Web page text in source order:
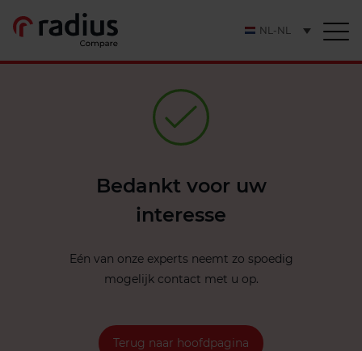
NL-NL
Bedankt voor uw
interesse
Eén van onze experts neemt zo spoedig
mogelijk contact met u op.
Terug naar hoofdpagina